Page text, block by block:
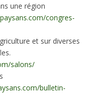
une région
congres-
et sur diverses
salons/
bulletin-